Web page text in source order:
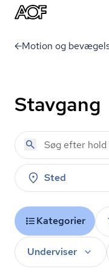
Motion og
Stavgang
Sted
Kategorier
Underviser